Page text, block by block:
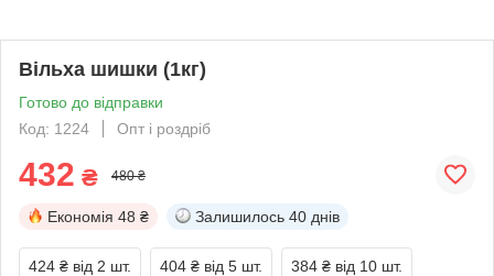
Вільха шишки (1кг)
Готово до відправки
Код: 1224
Опт і роздріб
432 ₴ 480 ₴
Економія 48 ₴ Залишилось 40 днів
424 ₴ від 2 шт. 404 ₴ від 5 шт. 384 ₴ від 10 шт.